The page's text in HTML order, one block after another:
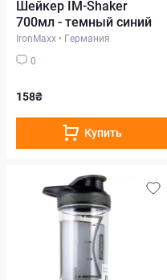
Шейкер IM-Shaker
700мл - темный синий
IronMaxx • Германия
0
158₴
Купить